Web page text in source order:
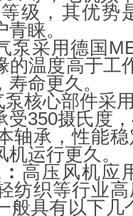
级，其优势
睐。
泵采用德国
的温度高于
命更久。
泵核心部件采
受350摄氏度
轴承，性能
运行更久。
高压风机应
纺织等行业
般具有以下